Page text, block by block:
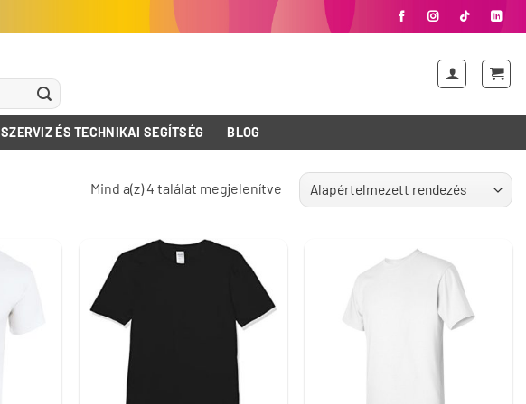
SZERVIZ ÉS TECHNIKAI SEGÍTSÉG BLOG
Mind a(z) 4 találat megjelenítve